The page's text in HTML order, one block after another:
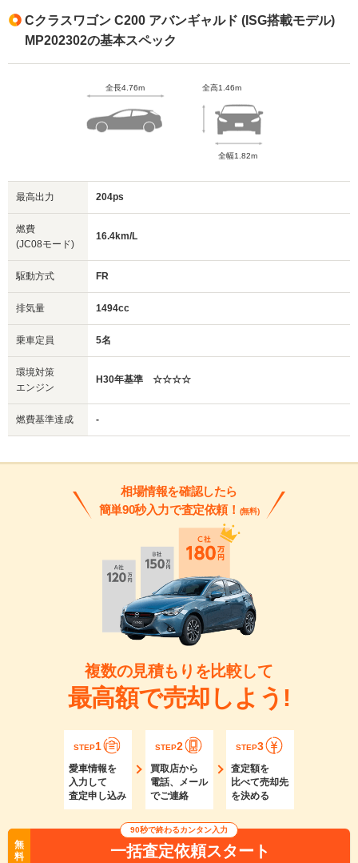
Cクラスワゴン C200 アバンギャルド (ISG搭載モデル)
MP202302の基本スペック
全長4.76m 全高1.46m
全幅1.82m
最高出力 204ps
燃費
(JC08モード)
16.4km/L
駆動方式 FR
排気量 1494cc
乗車定員 5名
環境対策
エンジン
H30年基準 ☆☆☆☆
燃費基準達成 -
相場情報を確認したら
簡単90秒入力で査定依頼！ (無料)
複数の見積もりを比較して
最高額で売却しよう!
STEP1
愛車情報を
入力して
査定申し込み
STEP2
買取店から
電話、メール
でご連絡
STEP3
査定額を
比べて売却先
を決める
無
料
90秒で終わるカンタン入力
一括査定依頼スタート